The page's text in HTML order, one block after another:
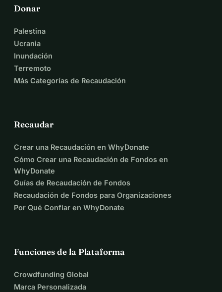
Donar
Palestina
Ucrania
Inundación
Terremoto
Más Categorías de Recaudación
Recaudar
Crear una Recaudación en WhyDonate
Cómo Crear una Recaudación de Fondos en
WhyDonate
Guías de Recaudación de Fondos
Recaudación de Fondos para Organizaciones
Por Qué Confiar en WhyDonate
Funciones de la Plataforma
Crowdfunding Global
Marca Personalizada